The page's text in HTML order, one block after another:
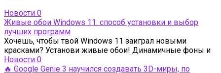
Новости 0
Живые обои Windows 11: способ установки и выбор
лучших программ
Хочешь, чтобы твой Windows 11 заиграл новыми
красками? Установи живые обои! Динамичные фоны и
Новости 0
🔥 Google Genie 3 научился создавать 3D-миры, по